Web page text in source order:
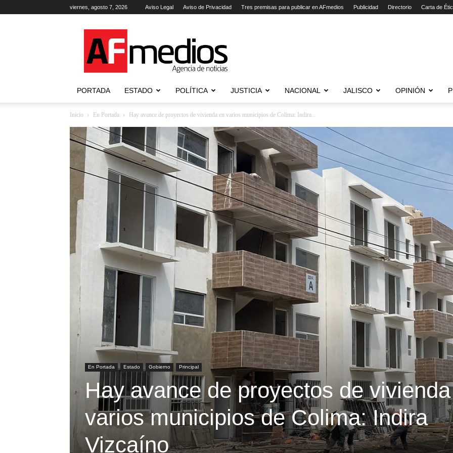
viernes, agosto 7, 2026 Aviso Legal Aviso de Privacidad Tres premisas para publicar en AFmedios Publicidad Directorio Carta de
Agencia
de
Noticias
PORTADA ESTADO POLÍTICA JUSTICIA NACIONAL JALISCO OPINIÓN
Inicio En Portada Hay avance de proyectos de vivienda en varios municipios de Colima: Indira...
En Portada Estado Gobierno Principal
Hay avance de proyectos de
varios municipios de Colima: Indira
Vizcaíno